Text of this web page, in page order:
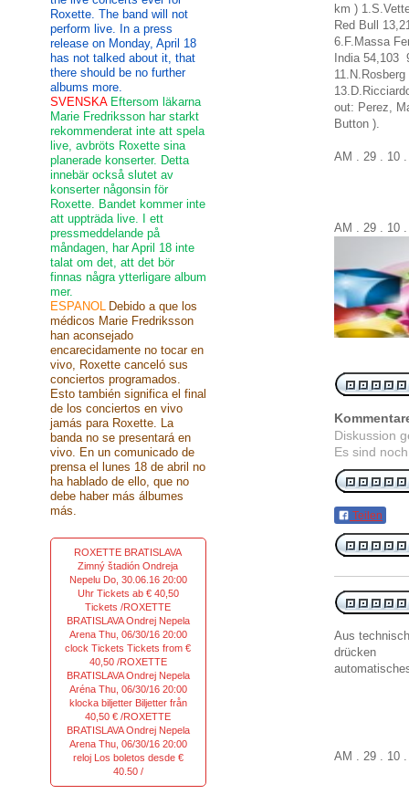
km )
Red Bull
6.F.Massa
India
out: Perez,
Button ).
AM .
AM . 29 . 10 .
Diskussion
Es sind
Teilen
Aus
drücken
AM .
Roxette. The band will not
perform live. In a press
release on Monday, April 18
has not talked about it, that
there should be no further
albums more.
SVENSKA Eftersom läkarna
Marie Fredriksson har starkt
rekommenderat inte att spela
live, avbröts Roxette sina
planerade konserter. Detta
innebär också slutet av
konserter någonsin för
Roxette. Bandet kommer inte
att uppträda live. I ett
pressmeddelande på
måndagen, har April 18 inte
talat om det, att det bör
finnas några ytterligare album
mer.
ESPANOL Debido a que los
médicos Marie Fredriksson
han aconsejado
encarecidamente no tocar en
vivo, Roxette canceló sus
conciertos programados.
Esto también significa el final
de los conciertos en vivo
jamás para Roxette. La
banda no se presentará en
vivo. En un comunicado de
prensa el lunes 18 de abril no
ha hablado de ello, que no
debe haber más álbumes
más.
ROXETTE BRATISLAVA
Zimný štadión Ondreja
Nepelu Do, 30.06.16 20:00
Uhr Tickets ab € 40,50
Tickets /ROXETTE
BRATISLAVA Ondrej Nepela
Arena Thu, 06/30/16 20:00
clock Tickets Tickets from €
40,50 /ROXETTE
BRATISLAVA Ondrej Nepela
Aréna Thu, 06/30/16 20:00
klocka biljetter Biljetter från
40,50 € /ROXETTE
BRATISLAVA Ondrej Nepela
Arena Thu, 06/30/16 20:00
reloj Los boletos desde €
40.50 /